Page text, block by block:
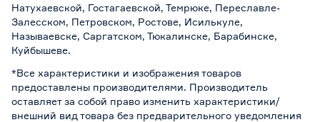
Натухаевской, Гостагаевской, Темрюке, Переславле-
Залесском, Петровском, Ростове, Исилькуле,
Называевске, Саргатском, Тюкалинске, Барабинске,
Куйбышеве.
*Все характеристики и изображения товаров
предоставлены производителями. Производитель
оставляет за собой право изменить характеристики/
внешний вид товара без предварительного уведомления